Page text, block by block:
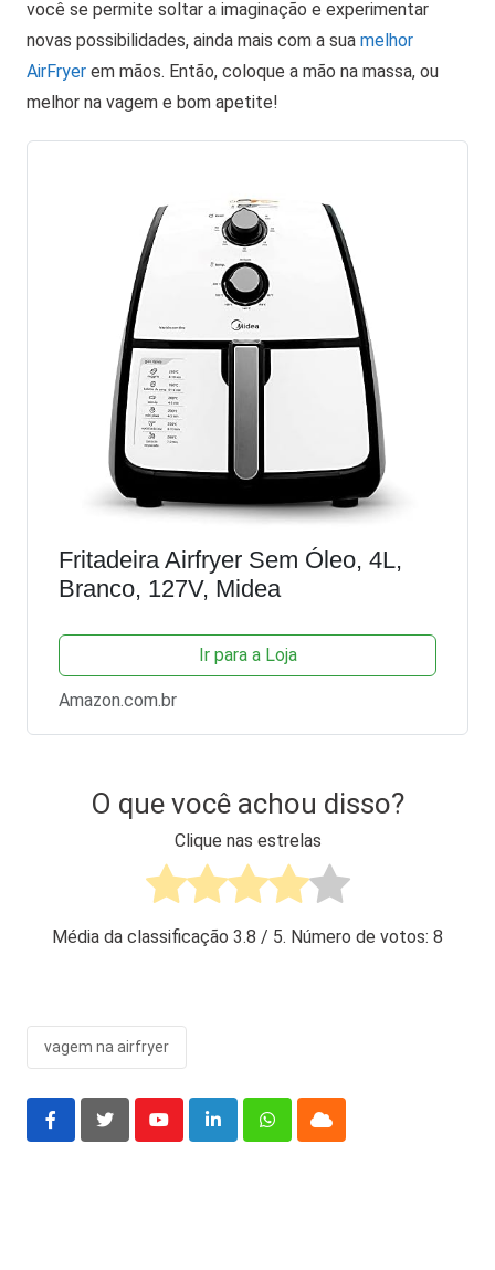
você se permite soltar a imaginação e experimentar
novas possibilidades, ainda mais com a sua melhor
AirFryer em mãos. Então, coloque a mão na massa, ou
melhor na vagem e bom apetite!
Fritadeira Airfryer Sem Óleo, 4L,
Branco, 127V, Midea
Ir para a Loja
Amazon.com.br
O que você achou disso?
Clique nas estrelas
Média da classificação 3.8 / 5. Número de votos: 8
vagem na airfryer
YoutubeLinkedInWhatsappCloud